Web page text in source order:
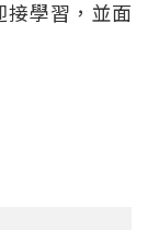
接學習，並面